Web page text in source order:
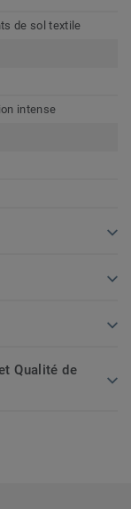
de sol textile
intense
Qualité de